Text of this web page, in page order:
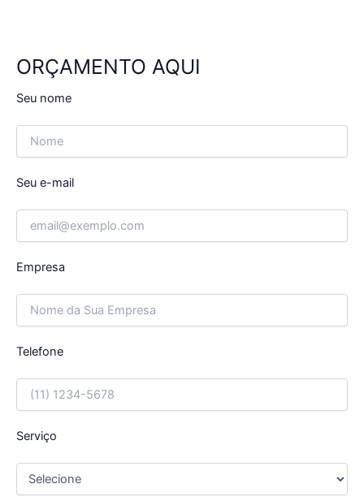
ORÇAMENTO AQUI
Seu nome
Seu e-mail
Empresa
Telefone
Serviço